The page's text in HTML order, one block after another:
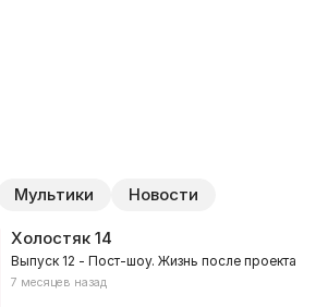
Мультики Новости
Холостяк14
Выпуск 12 - Пост-шоу. Жизнь после проекта
7 месяцев назад